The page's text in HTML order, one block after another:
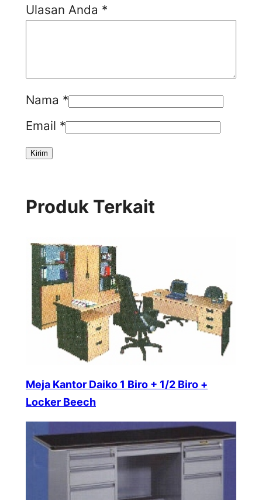
Ulasan Anda *
Nama *
Email *
Produk Terkait
Meja Kantor Daiko 1 Biro + 1/2 Biro +
Locker Beech